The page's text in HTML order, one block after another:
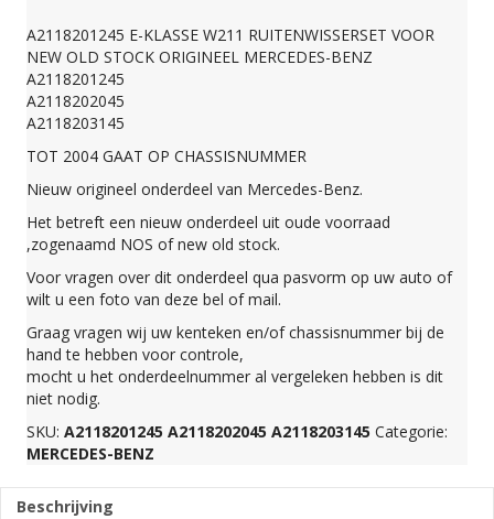
KLASSE
W211
RUITENWISSERSET
VOOR
NEW
OLD
STOCK
ORIGINEEL
A2118201245 E-KLASSE W211 RUITENWISSERSET VOOR
NEW OLD STOCK ORIGINEEL MERCEDES-BENZ
A2118201245
A2118202045
A2118203145
TOT 2004 GAAT OP CHASSISNUMMER
Nieuw origineel onderdeel van Mercedes-Benz.
Het betreft een nieuw onderdeel uit oude voorraad
,zogenaamd NOS of new old stock.
Voor vragen over dit onderdeel qua pasvorm op uw auto of
wilt u een foto van deze bel of mail.
Graag vragen wij uw kenteken en/of chassisnummer bij de
hand te hebben voor controle,
mocht u het onderdeelnummer al vergeleken hebben is dit
niet nodig.
SKU: A2118201245 A2118202045 A2118203145 Categorie:
MERCEDES-BENZ
Beschrijving